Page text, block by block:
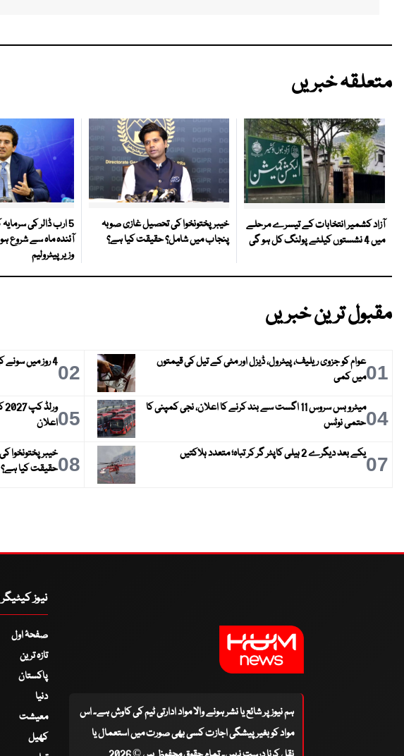
متعلقہ خبریں
آزاد کشمیر انتخابات کے تیسرے مرحلے
میں 4 نشستوں کیلئے پولنگ کل ہو گی
خیبر پختونخوا کی تحصیل غازی صوبہ
پنجاب میں شامل؟ حقیقت کیا ہے؟
5 ارب ڈالر کی
آئندہ ماہ سے شروع
وزیر پیٹرولیم
مقبول ترین خبریں
01عوام کو جزوی ریلیف، پیٹرول، ڈیزل اور مٹی کے تیل کی قیمتوں
میں کمی
024 روز میں سونے کی قیمت میں بڑا اضافہ
04
میٹرو بس سروس 11 اگست سے بند کرنے کا اعلان، نجی کمپنی کا
حتمی نوٹس
05اعلان
07یکے بعد دیگرے 2 ہیلی کاپٹر گر کر تباہ؛ متعدد ہلاکتیں 08خیبر
حقیقت کیا ہے؟
ہم نیوز پر شائع یا نشر ہونے والا مواد ادارتی ٹیم کی کاوش ہے۔ اس
مواد کو بغیر پیشگی اجازت کسی بھی صورت میں استعمال یا
نیوز
صفحۂ اول
تازہ ترین
پاکستان
دنیا
معیشت
کھیل